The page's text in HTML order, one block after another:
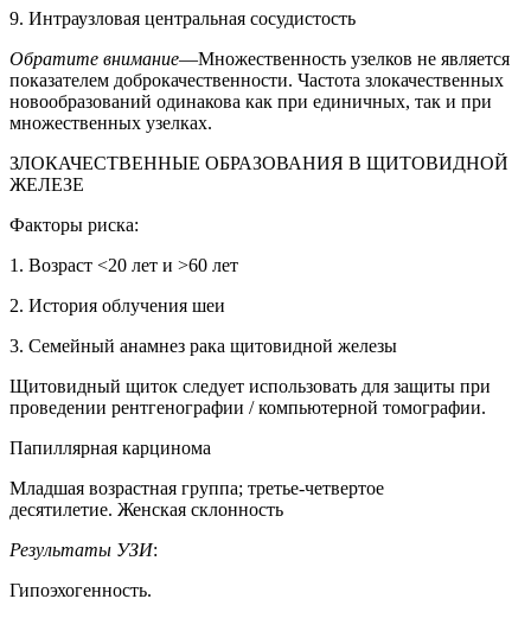
9. Интраузловая центральная сосудистость
Обратите внимание—Множественность узелков не является
показателем доброкачественности. Частота злокачественных
новообразований одинакова как при единичных, так и при
множественных узелках.
ЗЛОКАЧЕСТВЕННЫЕ ОБРАЗОВАНИЯ В ЩИТОВИДНОЙ
ЖЕЛЕЗЕ
Факторы риска:
1. Возраст <20 лет и >60 лет
2. История облучения шеи
3. Семейный анамнез рака щитовидной железы
Щитовидный щиток следует использовать для защиты при
проведении рентгенографии / компьютерной томографии.
Папиллярная карцинома
Младшая возрастная группа; третье-четвертое
десятилетие. Женская склонность
Результаты УЗИ:
Гипоэхогенность.